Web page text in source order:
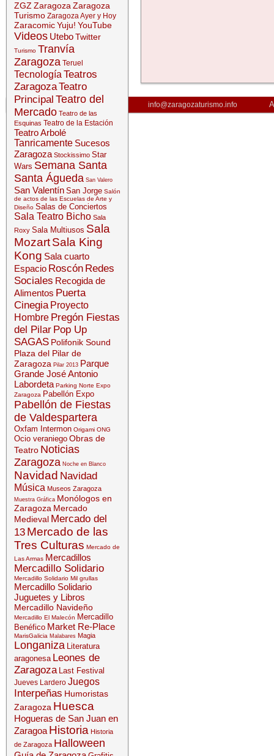
ZGZ Zaragoza Zaragoza
Turismo Zaragoza Ayer y Hoy
ZaracomicYuju! YouTube
Videos UteboTwitter
Turismo Tranvía
Zaragoza Teruel
Tecnología Teatros
ZaragozaTeatro
Principal Teatro del
Mercado Teatro de las
Esquinas Teatro de la Estación
Teatro Arbolé
Tanricamente Sucesos
Zaragoza Stockissimo Star
Wars Semana Santa
Santa Águeda San Valero
San Valentín San Jorge Salón
de actos de las Escuelas de Arte y
Diseño Salas de Conciertos
Sala Teatro Bicho Sala
Roxy Sala Multiusos Sala
MozartSala King
Kong Sala cuarto
Espacio Roscón Redes
Sociales Recogida de
Alimentos Puerta
Cinegia Proyecto
Hombre Pregón Fiestas
del Pilar Pop Up
SAGAS Polifonik Sound
Plaza del Pilar de
Zaragoza Pilar 2013 Parque
Grande José Antonio
Labordeta Parking Norte Expo
Zaragoza Pabellón Expo
Pabellón de Fiestas
de Valdespartera
Oxfam Intermon Origami ONG
Ocio veraniego Obras de
Teatro Noticias
Zaragoza Noche en Blanco
Navidad Navidad
Música Museos Zaragoza
Muestra Gráfica Monólogos en
Zaragoza Mercado
Medieval Mercado del
13 Mercado de las
Tres Culturas Mercado de
Las Armas Mercadillos
Mercadillo Solidario
Mercadillo Solidario Mil grullas
Mercadillo Solidario
Juguetes y Libros
Mercadillo Navideño
Mercadillo El Malecón Mercadillo
Benéfico Market Re-Place
MarisGalicia Malabares Magia
Longaniza Literatura
aragonesa Leones de
Zaragoza Last Festival
Jueves Lardero Juegos
Interpeñas Humoristas
Zaragoza Huesca
Hogueras de San Juan en
Zaragoa Historia Historia
de Zaragoza Halloween
info@zaragozaturismo.info